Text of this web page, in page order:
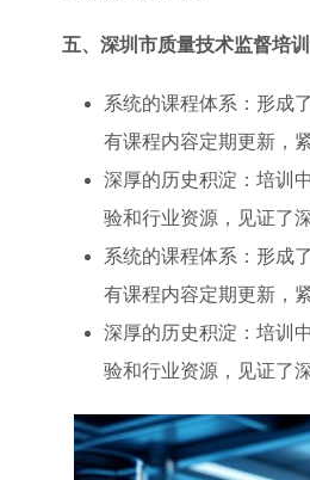
五、深圳市质量技术监督培
系统的课程体系：形成
有课程内容定期更新，
深厚的历史积淀：培训
验和行业资源，见证了
系统的课程体系：形成
有课程内容定期更新，
深厚的历史积淀：培训
验和行业资源，见证了